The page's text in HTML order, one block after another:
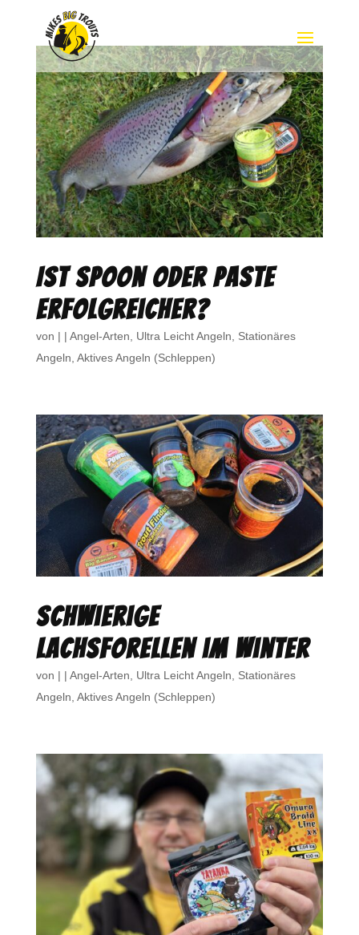
Ist Spoon oder Paste
erfolgreicher?
von | | Angel-Arten Ultra Leicht Angeln
Stationäres
Angeln Aktives Angeln (Schleppen)
Schwierige
Lachsforellen im Winter
von | | Angel-Arten Ultra Leicht Angeln
Stationäres
Angeln Aktives Angeln (Schleppen)